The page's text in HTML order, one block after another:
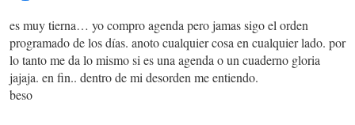
es muy tierna… yo compro agenda pero jamas sigo el orden
programado de los días. anoto cualquier cosa en cualquier lado. por
lo tanto me da lo mismo si es una agenda o un cuaderno gloria
jajaja. en fin.. dentro de mi desorden me entiendo.
beso